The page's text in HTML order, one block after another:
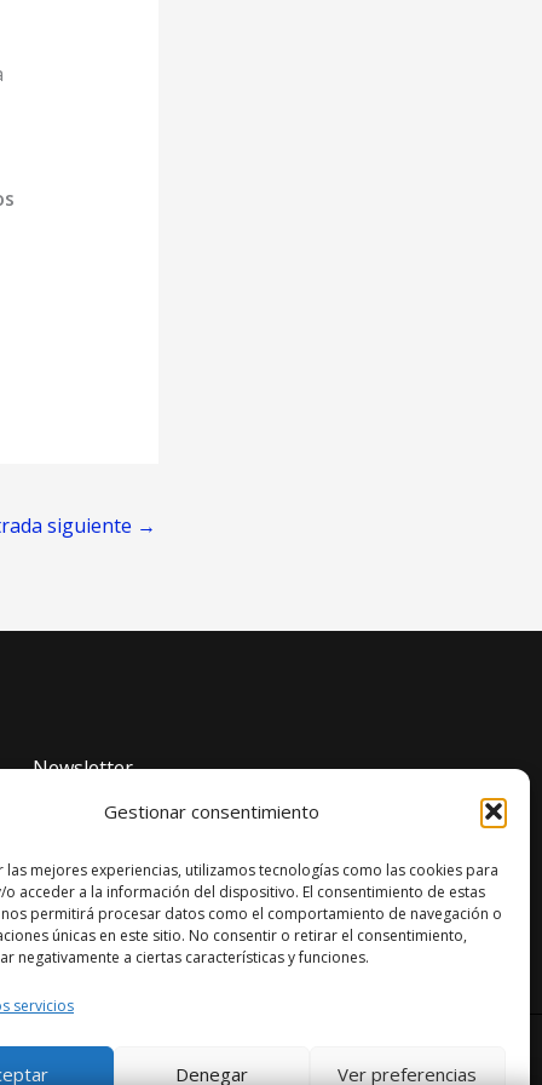
Gestionar consentimiento
las mejores experiencias, utilizamos tecnologías como las cookies para
o acceder a la información del dispositivo. El consentimiento de estas
permitirá procesar datos como el comportamiento de navegación o
únicas en este sitio. No consentir o retirar el consentimiento,
negativamente a ciertas características y funciones.
servicios
Denegar Ver preferencias
siguiente →
Newsletter
¡Descubre más y síguenos en nuestras redes
L
i
n
k
e
d
n
-
I
n
s
t
a
g
F
a
c
e
b
o
Powered by 360mng